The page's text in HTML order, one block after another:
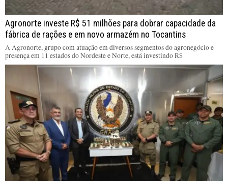
Agronorte investe R$ 51 milhões para dobrar capacidade da
fábrica de rações e em novo armazém no Tocantins
A Agronorte, grupo com atuação em diversos segmentos do agronegócio e
presença em 11 estados do Nordeste e Norte, está investindo R$